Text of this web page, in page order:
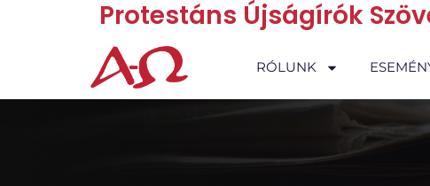
Protestáns Újságírók
RÓLUNK